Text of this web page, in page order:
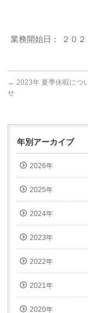
業務開始日： ２０
← 2023年 夏季休暇につ
せ
年別アーカイブ
2026年
2025年
2024年
2023年
2022年
2021年
2020年